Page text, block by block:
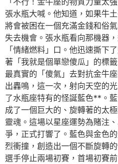
張水瓶大喊。他知道，如果牛
將會被困在一個充滿金錢和俗
失去機會。張水瓶看向那機器
「情緒燃料」口。他迅速撕下
著「我就是個單戀傻瓜」的標
最真實的「傻氣」去對抗金牛
出轟鳴，這一次，射向天空的
了水瓶座特有的怪誕藍色**。
成了一個巨大的、旋轉著的太
靈魂。這場以星座運勢為賭注
爭，正式打響了。藍色與金色
烈衝撞，創造出一個不斷旋轉
選手停止兩場初賽，首場初賽